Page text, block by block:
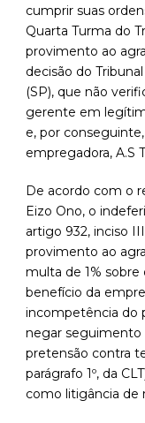
cumprir suas
Quarta Turma do
provimento ao
decisão do
(SP), que não
gerente em
e, por
empregadora, A.S
De acordo com o
Eizo Ono, o
artigo 932, inciso
provimento ao
multa de 1% sobre
benefício da
incompetência do
negar seguimento
pretensão contra
parágrafo 1º, da
como litigância de